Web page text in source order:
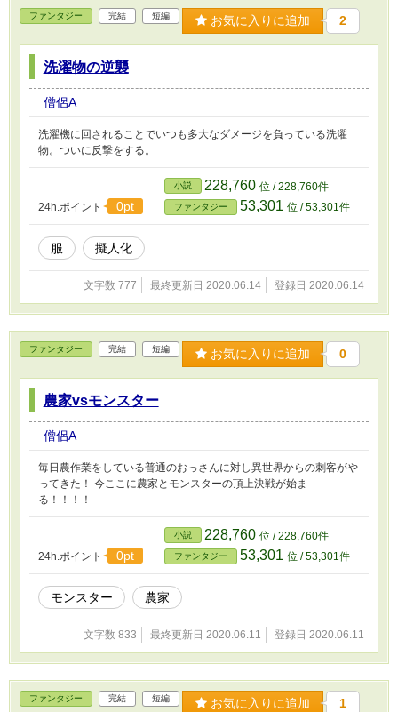
ファンタジー 完結 短編 お気に入りに追加 2
洗濯物の逆襲
僧侶A
洗濯機に回されることでいつも多大なダメージを負っている洗濯
物。ついに反撃をする。
24h.ポイント 0pt
小説 228,760 位 / 228,760件
ファンタジー 53,301 位 / 53,301件
服 擬人化
文字数 777 最終更新日 2020.06.14 登録日 2020.06.14
ファンタジー 完結 短編 お気に入りに追加 0
農家vsモンスター
僧侶A
毎日農作業をしている普通のおっさんに対し異世界からの刺客がや
ってきた！ 今ここに農家とモンスターの頂上決戦が始ま
る！！！！
24h.ポイント 0pt
小説 228,760 位 / 228,760件
ファンタジー 53,301 位 / 53,301件
モンスター 農家
文字数 833 最終更新日 2020.06.11 登録日 2020.06.11
ファンタジー 完結 短編 お気に入りに追加 1